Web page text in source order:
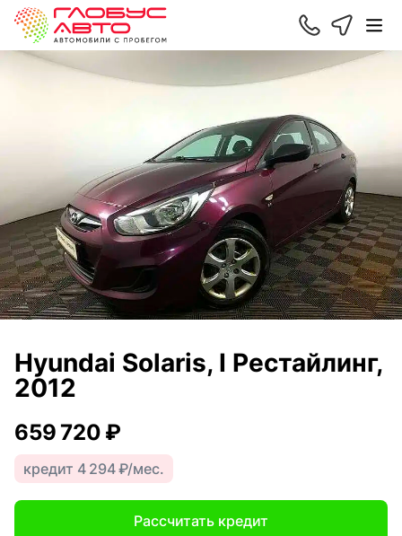
Hyundai Solaris, I Рестайлинг,
2012
659 720 ₽
кредит 4 294 ₽/мес.
Рассчитать кредит